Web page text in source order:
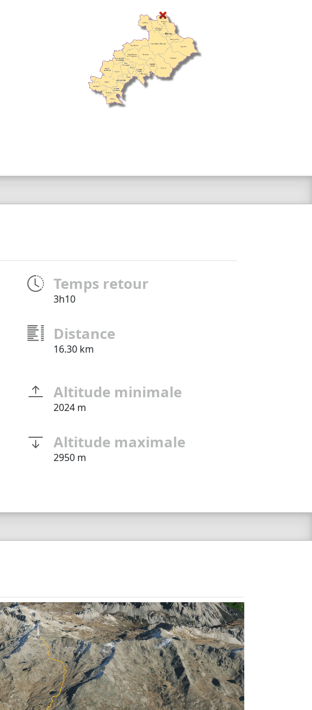
Temps retour
3h10
Distance
16.30 km
Altitude minimale
2024 m
Altitude maximale
2950 m